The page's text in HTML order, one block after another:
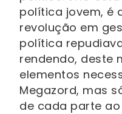
política jovem, é
revolução em
política
rendendo, deste
elementos
Megazord, mas
de cada parte